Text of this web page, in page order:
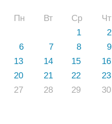
Пн Вт Ср Чт
1
2
6
7 8 9
13
14 15 16
20
21 22 23
27
28 29 30